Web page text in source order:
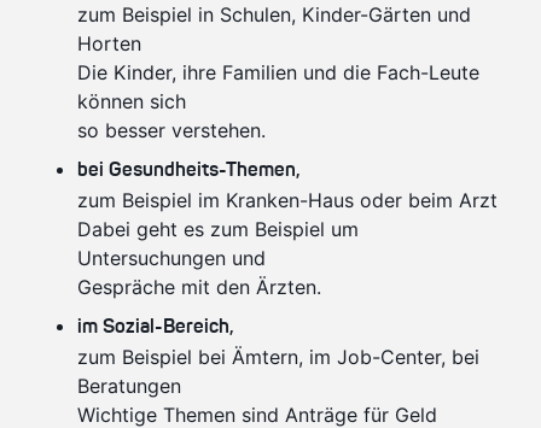
zum Beispiel in Schulen, Kinder-Gärten und
Horten
Die Kinder, ihre Familien und die Fach-Leute
können sich
so besser verstehen.
bei Gesundheits-Themen,
zum Beispiel im Kranken-Haus oder beim Arzt
Dabei geht es zum Beispiel um
Untersuchungen und
Gespräche mit den Ärzten.
im Sozial-Bereich,
zum Beispiel bei Ämtern, im Job-Center, bei
Beratungen
Wichtige Themen sind Anträge für Geld